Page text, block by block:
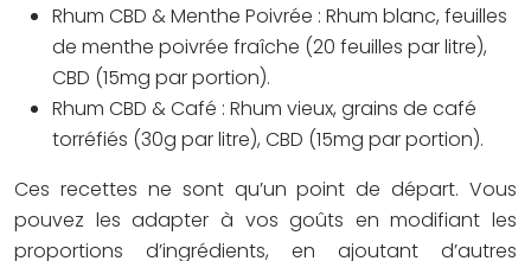
Rhum CBD & Menthe Poivrée : Rhum blanc, feuilles
de menthe poivrée fraîche (20 feuilles par litre),
CBD (15mg par portion).
Rhum CBD & Café : Rhum vieux, grains de café
torréfiés (30g par litre), CBD (15mg par portion).
Ces recettes ne sont qu’un point de départ. Vous
pouvez les adapter à vos goûts en modifiant les
proportions d’ingrédients, en ajoutant d’autres